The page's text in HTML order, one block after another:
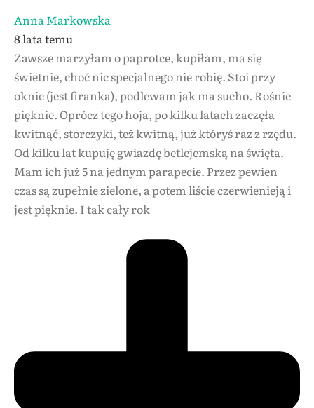
Anna Markowska
8 lata temu
Zawsze marzyłam o paprotce, kupiłam, ma się
świetnie, choć nic specjalnego nie robię. Stoi przy
oknie (jest firanka), podlewam jak ma sucho. Rośnie
pięknie. Oprócz tego hoja, po kilku latach zaczęła
kwitnąć, storczyki, też kwitną, już któryś raz z rzędu.
Od kilku lat kupuję gwiazdę betlejemską na święta.
Mam ich już 5 na jednym parapecie. Przez pewien
czas są zupełnie zielone, a potem liście czerwienieją i
jest pięknie. I tak cały rok